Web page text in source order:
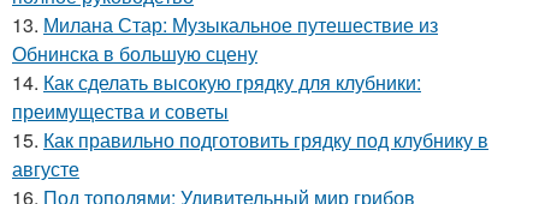
13. Милана Стар: Музыкальное путешествие из
Обнинска в большую сцену
14. Как сделать высокую грядку для клубники:
преимущества и советы
15. Как правильно подготовить грядку под клубнику в
августе
16. Под тополями: Удивительный мир грибов